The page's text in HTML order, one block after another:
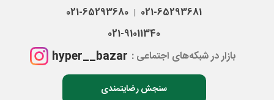
021-65293681
|
021-65293680
021-91011340
بازار در شبکه‌های اجتماعی : hyper__bazar
سنجش رضایتمندی